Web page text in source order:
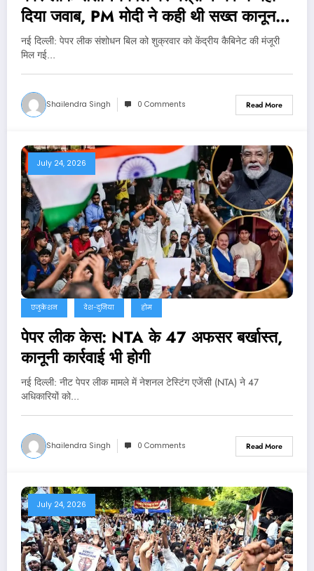
दिया जवाब, PM मोदी ने कही थी सख्त कानून
लाने की बात
नई दिल्‍ली: पेपर लीक संशोधन बिल को शुक्रवार को केंद्रीय कैबिनेट की मंजूरी
मिल गई…
Shailendra Singh 0 Comments Read More
July 24, 2026
एजुकेशन देश-दुनिया होम
पेपर लीक केस: NTA के 47 अफसर बर्खास्त,
कानूनी कार्रवाई भी होगी
नई दिल्‍ली: नीट पेपर लीक मामले में नेशनल टेस्टिंग एजेंसी (NTA) ने 47
अधिकारियों को…
Shailendra Singh 0 Comments Read More
July 24, 2026